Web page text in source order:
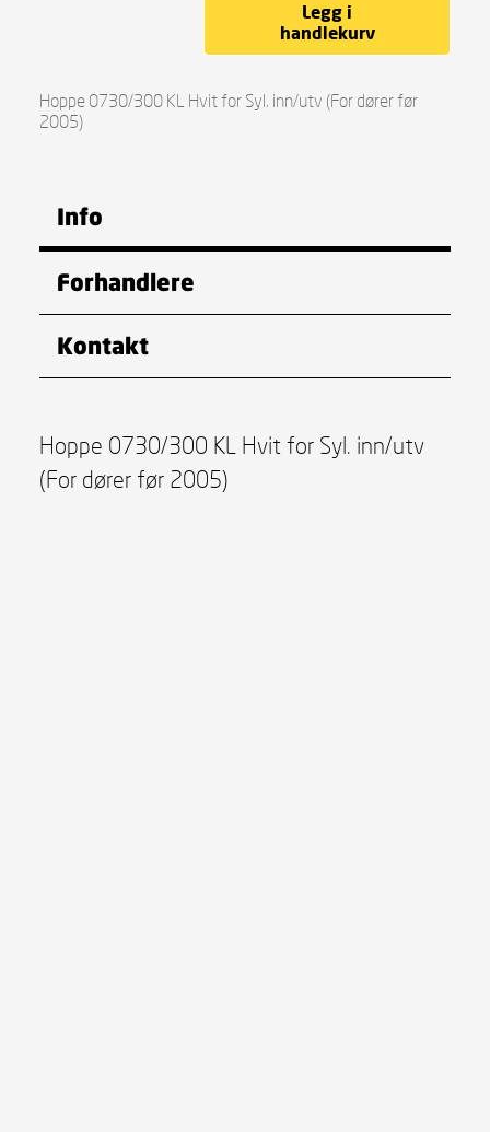
Legg i
handlekurv
Hoppe 0730/300 KL Hvit for Syl. inn/utv (For dører før
2005)
Info
Forhandlere
Kontakt
Hoppe 0730/300 KL Hvit for Syl. inn/utv
(For dører før 2005)